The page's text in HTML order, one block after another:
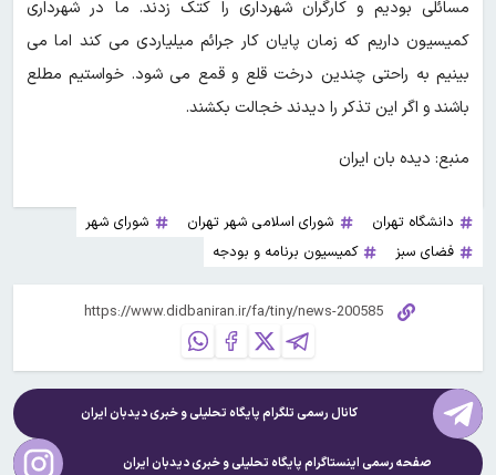
مسائلی بودیم و کارگران شهرداری را کتک زدند. ما در شهرداری
کمیسیون داریم که زمان پایان کار جرائم میلیاردی می کند اما می
بینیم به راحتی چندین درخت قلع و قمع می شود. خواستیم مطلع
باشند و اگر این تذکر را دیدند خجالت بکشند.
منبع: دیده بان ایران
دانشگاه تهران شورای اسلامی شهر تهران
شورای شهر
فضای سبز
کمیسیون برنامه و بودجه
کانال رسمی تلگرام پایگاه تحلیلی و خبریدیدبان ایران
صفحه رسمی اینستاگرام پایگاه تحلیلی و خبریدیدبان ایران